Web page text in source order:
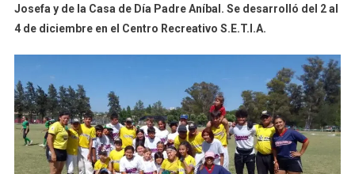
Josefa y de la Casa de Día Padre Aníbal. Se desarrolló del 2 al
4 de diciembre en el Centro Recreativo S.E.T.I.A.